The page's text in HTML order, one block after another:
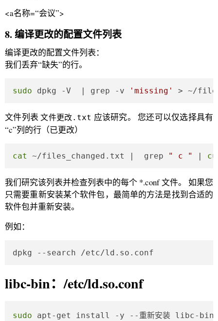
<a名称=“会议”>
8. 编译更改的配置文件列表
编译更改的配置文件列表：
我们丢弃“缺失”的行。
sudo dpkg -V  | grep -v 'missing' > ~/
文件列表文件更改.txt 应该研究。 您还可以仅选择具有
“c”列的行（已更改）
cat ~/files_changed.txt |  grep " c "
我们研究该列表并检查列表中的每个 *.conf 文件。 如果您
只需要重新安装某个软件包，最简单的方法是找到合适的
软件包并重新安装。
例如：
dpkg --search /etc/ld.so.conf
libc-bin：/etc/ld.so.conf
sudo apt-get install -y --重新安装 libc-bin